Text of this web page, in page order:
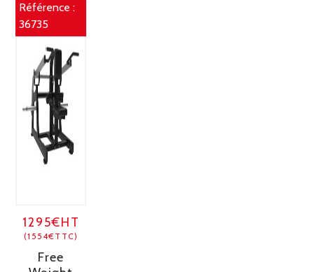
Référence :
36735
1295€HT
(1554€TTC)
Free